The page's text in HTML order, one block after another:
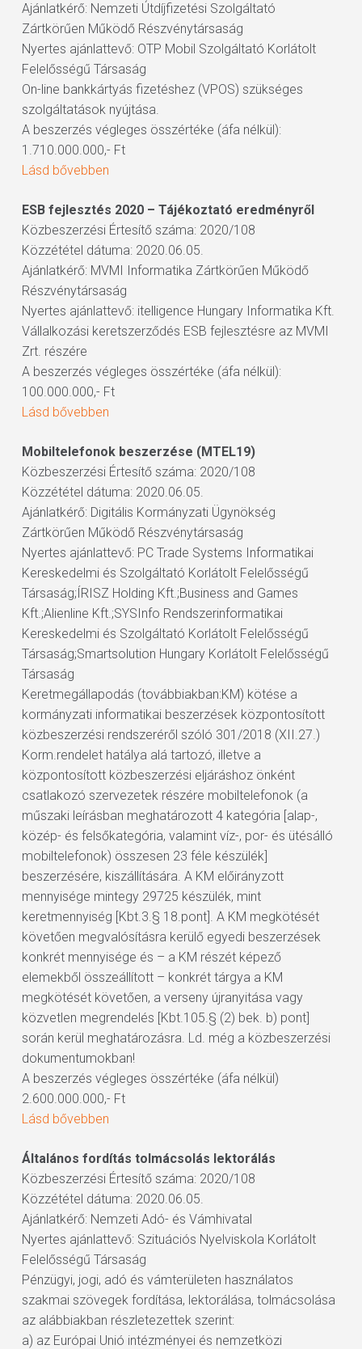
Ajánlatkérő: Nemzeti Útdíjfizetési Szolgáltató
Zártkörűen Működő Részvénytársaság
Nyertes ajánlattevő: OTP Mobil Szolgáltató Korlátolt
Felelősségű Társaság
On-line bankkártyás fizetéshez (VPOS) szükséges
szolgáltatások nyújtása.
A beszerzés végleges összértéke (áfa nélkül):
1.710.000.000,- Ft
Lásd bővebben
ESB fejlesztés 2020 – Tájékoztató eredményről
Közbeszerzési Értesítő száma: 2020/108
Közzététel dátuma: 2020.06.05.
Ajánlatkérő: MVMI Informatika Zártkörűen Működő
Részvénytársaság
Nyertes ajánlattevő: itelligence Hungary Informatika Kft.
Vállalkozási keretszerződés ESB fejlesztésre az MVMI
Zrt. részére
A beszerzés végleges összértéke (áfa nélkül):
100.000.000,- Ft
Lásd bővebben
Mobiltelefonok beszerzése (MTEL19)
Közbeszerzési Értesítő száma: 2020/108
Közzététel dátuma: 2020.06.05.
Ajánlatkérő: Digitális Kormányzati Ügynökség
Zártkörűen Működő Részvénytársaság
Nyertes ajánlattevő: PC Trade Systems Informatikai
Kereskedelmi és Szolgáltató Korlátolt Felelősségű
Társaság;ÍRISZ Holding Kft.;Business and Games
Kft.;Alienline Kft.;SYSInfo Rendszerinformatikai
Kereskedelmi és Szolgáltató Korlátolt Felelősségű
Társaság;Smartsolution Hungary Korlátolt Felelősségű
Társaság
Keretmegállapodás (továbbiakban:KM) kötése a
kormányzati informatikai beszerzések központosított
közbeszerzési rendszeréről szóló 301/2018 (XII.27.)
Korm.rendelet hatálya alá tartozó, illetve a
központosított közbeszerzési eljáráshoz önként
csatlakozó szervezetek részére mobiltelefonok (a
műszaki leírásban meghatározott 4 kategória [alap-,
közép- és felsőkategória, valamint víz-, por- és ütésálló
mobiltelefonok) összesen 23 féle készülék]
beszerzésére, kiszállítására. A KM előirányzott
mennyisége mintegy 29725 készülék, mint
keretmennyiség [Kbt.3.§ 18.pont]. A KM megkötését
követően megvalósításra kerülő egyedi beszerzések
konkrét mennyisége és – a KM részét képező
elemekből összeállított – konkrét tárgya a KM
megkötését követően, a verseny újranyitása vagy
közvetlen megrendelés [Kbt.105.§ (2) bek. b) pont]
során kerül meghatározásra. Ld. még a közbeszerzési
dokumentumokban!
A beszerzés végleges összértéke (áfa nélkül)
2.600.000.000,- Ft
Lásd bővebben
Általános fordítás tolmácsolás lektorálás
Közbeszerzési Értesítő száma: 2020/108
Közzététel dátuma: 2020.06.05.
Ajánlatkérő: Nemzeti Adó- és Vámhivatal
Nyertes ajánlattevő: Szituációs Nyelviskola Korlátolt
Felelősségű Társaság
Pénzügyi, jogi, adó és vámterületen használatos
szakmai szövegek fordítása, lektorálása, tolmácsolása
az alábbiakban részletezettek szerint:
a) az Európai Unió intézményei és nemzetközi